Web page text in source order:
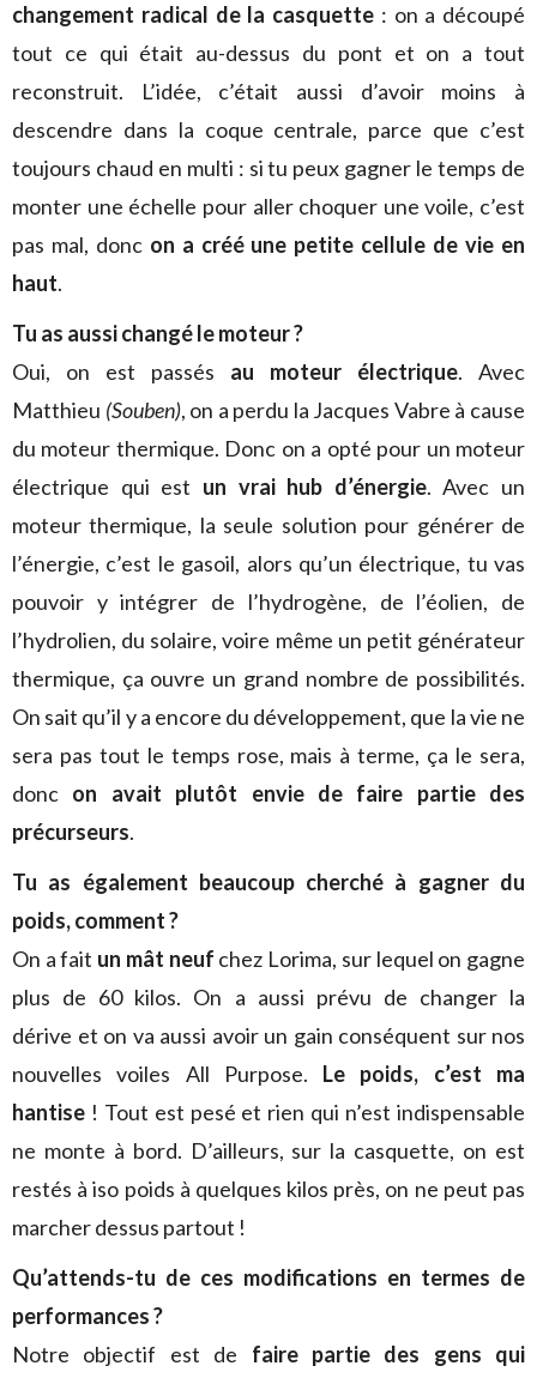
changement radical de la casquette : on a découpé
tout ce qui était au-dessus du pont et on a tout
reconstruit. L’idée, c’était aussi d’avoir moins à
descendre dans la coque centrale, parce que c’est
toujours chaud en multi : si tu peux gagner le temps de
monter une échelle pour aller choquer une voile, c’est
pas mal, donc on a créé une petite cellule de vie en
haut.
Tu as aussi changé le moteur ?
Oui, on est passés au moteur électrique. Avec
Matthieu (Souben), on a perdu la Jacques Vabre à cause
du moteur thermique. Donc on a opté pour un moteur
électrique qui est un vrai hub d’énergie. Avec un
moteur thermique, la seule solution pour générer de
l’énergie, c’est le gasoil, alors qu’un électrique, tu vas
pouvoir y intégrer de l’hydrogène, de l’éolien, de
l’hydrolien, du solaire, voire même un petit générateur
thermique, ça ouvre un grand nombre de possibilités.
On sait qu’il y a encore du développement, que la vie ne
sera pas tout le temps rose, mais à terme, ça le sera,
donc on avait plutôt envie de faire partie des
précurseurs.
Tu as également beaucoup cherché à gagner du
poids, comment ?
On a fait un mât neuf chez Lorima, sur lequel on gagne
plus de 60 kilos. On a aussi prévu de changer la
dérive et on va aussi avoir un gain conséquent sur nos
nouvelles voiles All Purpose. Le poids, c’est ma
hantise ! Tout est pesé et rien qui n’est indispensable
ne monte à bord. D’ailleurs, sur la casquette, on est
restés à iso poids à quelques kilos près, on ne peut pas
marcher dessus partout !
Qu’attends-tu de ces modifications en termes de
performances ?
Notre objectif est de faire partie des gens qui